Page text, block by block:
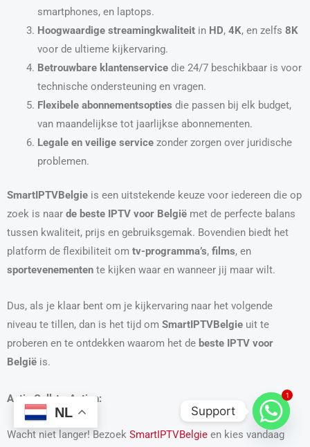
smartphones, en laptops.
Hoogwaardige streamingkwaliteitin HD, 4K, en zelfs 8K
voor de ultieme kijkervaring.
Betrouwbare klantenservicedie 24/7 beschikbaar is voor
technische ondersteuning en vragen.
Flexibele abonnementsopties die passen bij elk budget,
van maandelijkse tot jaarlijkse abonnementen.
Legale en veilige servicezonder zorgen over juridische
problemen.
SmartIPTVBelgie is een uitstekende keuze voor iedereen die op
zoek is naar de beste IPTV voor België met de perfecte balans
tussen kwaliteit, prijs en gebruiksgemak. Bovendien biedt het
platform de flexibiliteit om tv-programma’s, films, en
sportevenementen te kijken waar en wanneer jij maar wilt.
Dus, als je klaar bent om je kijkervaring naar het volgende
niveau te tillen, dan is het tijd om SmartIPTVBelgie uit te
proberen en te ontdekken waarom het de beste IPTV voor
België is.
Actie Call-to-Action:
Wacht niet langer! Bezoek SmartIPTVBelgie en kies vandaag
NL
1
Support